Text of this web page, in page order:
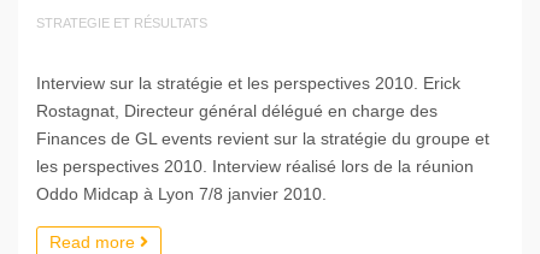
STRATEGIE ET RÉSULTATS
Interview sur la stratégie et les perspectives 2010. Erick
Rostagnat, Directeur général délégué en charge des
Finances de GL events revient sur la stratégie du groupe et
les perspectives 2010. Interview réalisé lors de la réunion
Oddo Midcap à Lyon 7/8 janvier 2010.
Read more